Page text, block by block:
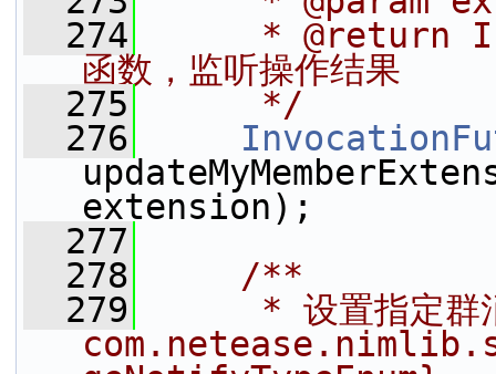
  274
* @return
函数，监听操作结果
  275
     */
  276
extension);
  277
  278
    /**
  279
* 设置指定群